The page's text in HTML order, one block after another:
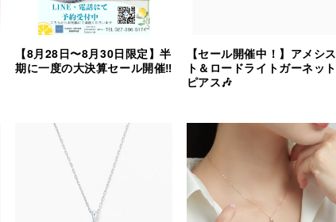
【8月28日〜8月30日限定】半
期に一度の大決算セール開催‼︎
【セール開催中！】アメシス
ト＆ロードライトガーネット
ピアス🎶